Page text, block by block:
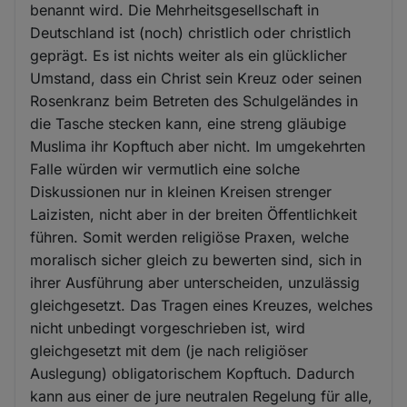
benannt wird. Die Mehrheitsgesellschaft in
Deutschland ist (noch) christlich oder christlich
geprägt. Es ist nichts weiter als ein glücklicher
Umstand, dass ein Christ sein Kreuz oder seinen
Rosenkranz beim Betreten des Schulgeländes in
die Tasche stecken kann, eine streng gläubige
Muslima ihr Kopftuch aber nicht. Im umgekehrten
Falle würden wir vermutlich eine solche
Diskussionen nur in kleinen Kreisen strenger
Laizisten, nicht aber in der breiten Öffentlichkeit
führen. Somit werden religiöse Praxen, welche
moralisch sicher gleich zu bewerten sind, sich in
ihrer Ausführung aber unterscheiden, unzulässig
gleichgesetzt. Das Tragen eines Kreuzes, welches
nicht unbedingt vorgeschrieben ist, wird
gleichgesetzt mit dem (je nach religiöser
Auslegung) obligatorischem Kopftuch. Dadurch
kann aus einer de jure neutralen Regelung für alle,